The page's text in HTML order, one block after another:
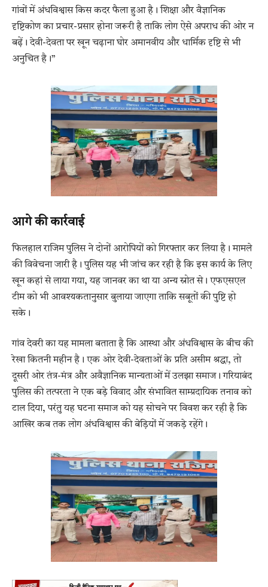
गांवों में अंधविश्वास किस कदर फैला हुआ है। शिक्षा और वैज्ञानिक
दृष्टिकोण का प्रचार-प्रसार होना जरूरी है ताकि लोग ऐसे अपराध की ओर न
बढ़ें। देवी-देवता पर खून चढ़ाना घोर अमानवीय और धार्मिक दृष्टि से भी
अनुचित है।”
आगे की कार्रवाई
फिलहाल राजिम पुलिस ने दोनों आरोपियों को गिरफ्तार कर लिया है। मामले
की विवेचना जारी है। पुलिस यह भी जांच कर रही है कि इस कार्य के लिए
खून कहां से लाया गया, यह जानवर का था या अन्य स्रोत से। एफएसएल
टीम को भी आवश्यकतानुसार बुलाया जाएगा ताकि सबूतों की पुष्टि हो
सके।
गांव देवरी का यह मामला बताता है कि आस्था और अंधविश्वास के बीच की
रेखा कितनी महीन है। एक ओर देवी-देवताओं के प्रति असीम श्रद्धा, तो
दूसरी ओर तंत्र-मंत्र और अवैज्ञानिक मान्यताओं में उलझा समाज। गरियाबंद
पुलिस की तत्परता ने एक बड़े विवाद और संभावित साम्प्रदायिक तनाव को
टाल दिया, परंतु यह घटना समाज को यह सोचने पर विवश कर रही है कि
आखिर कब तक लोग अंधविश्वास की बेड़ियों में जकड़े रहेंगे।